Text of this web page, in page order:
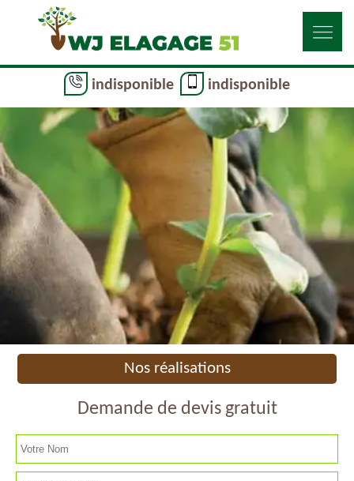
indisponible indisponible
Nos réalisations
Demande de devis gratuit